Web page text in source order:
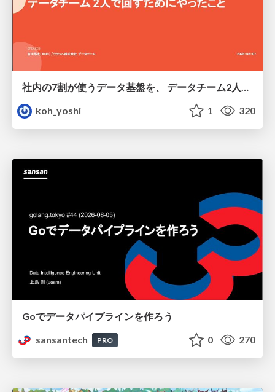
社内の7割が使うデータ基盤を、 データチーム2人で回すためにやったこと
koh_yoshi
1 320
Goでデータパイプラインを作ろう
sansantech
PRO 0 270